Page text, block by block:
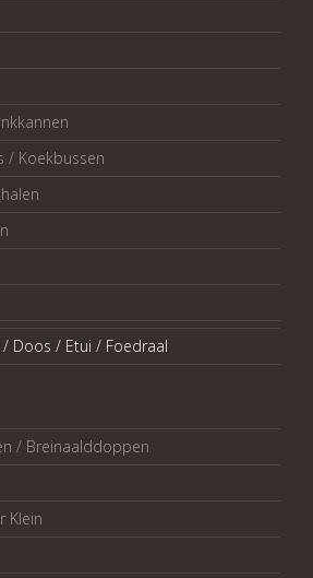
/ Koekbussen
Doos / Etui / Foedraal
/ Breinaalddoppen
Klein